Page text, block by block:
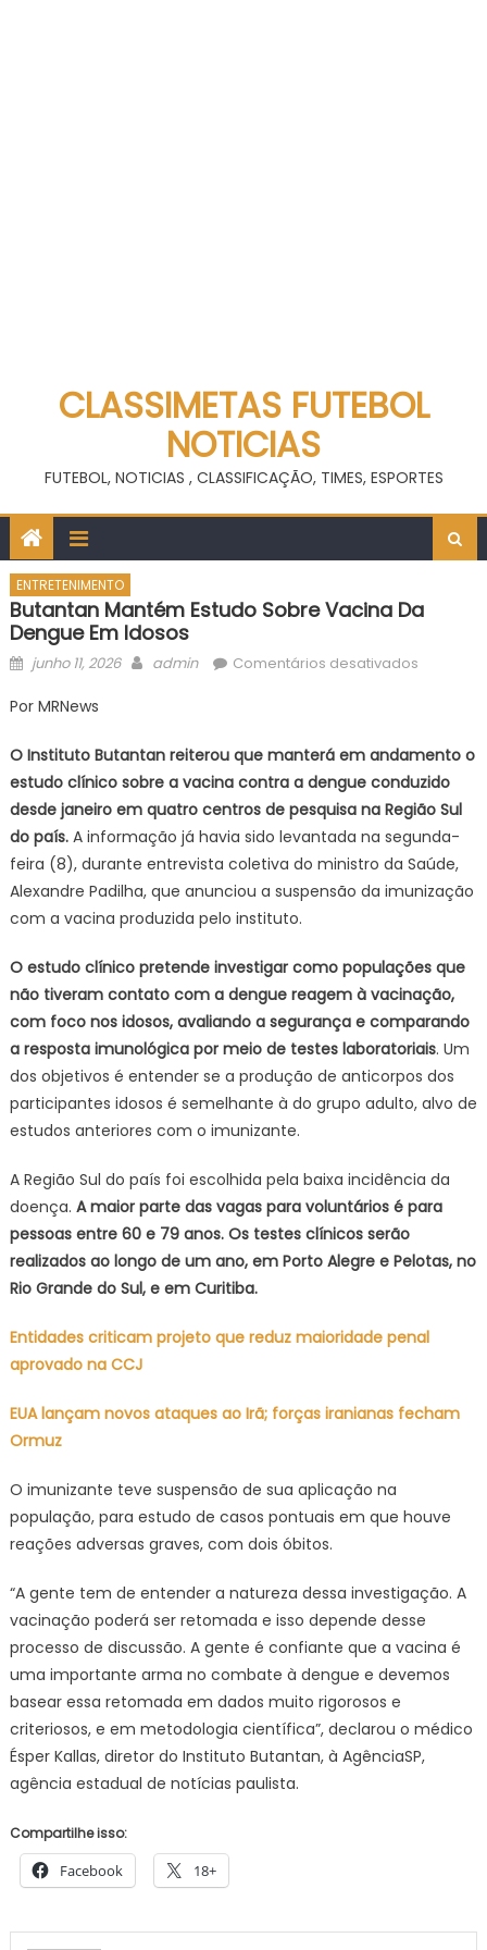
CLASSIMETAS FUTEBOL
NOTICIAS
FUTEBOL, NOTICIAS , CLASSIFICAÇÃO, TIMES, ESPORTES
ENTRETENIMENTO
Butantan Mantém Estudo Sobre Vacina Da
Dengue Em Idosos
Posted
junho 11, 2026 Author
admin Comentários desativadosem
vacina
da
dengue
em
idosos
Por MRNews
O Instituto Butantan reiterou que manterá em andamento o
estudo clínico sobre a vacina contra a dengue conduzido
desde janeiro em quatro centros de pesquisa na Região Sul
do país.A informação já havia sido levantada na segunda-
feira (8), durante entrevista coletiva do ministro da Saúde,
Alexandre Padilha, que anunciou a suspensão da imunização
com a vacina produzida pelo instituto.
O estudo clínico pretende investigar como populações que
não tiveram contato com a dengue reagem à vacinação,
com foco nos idosos, avaliando a segurança e comparando
a resposta imunológica por meio de testes laboratoriais. Um
dos objetivos é entender se a produção de anticorpos dos
participantes idosos é semelhante à do grupo adulto, alvo de
estudos anteriores com o imunizante.
A Região Sul do país foi escolhida pela baixa incidência da
doença. A maior parte das vagas para voluntários é para
pessoas entre 60 e 79 anos. Os testes clínicos serão
realizados ao longo de um ano, em Porto Alegre e Pelotas, no
Rio Grande do Sul, e em Curitiba.
Entidades criticam projeto que reduz maioridade penal
aprovado na CCJ
EUA lançam novos ataques ao Irã; forças iranianas fecham
Ormuz
O imunizante teve suspensão de sua aplicação na
população, para estudo de casos pontuais em que houve
reações adversas graves, com dois óbitos.
“A gente tem de entender a natureza dessa investigação. A
vacinação poderá ser retomada e isso depende desse
processo de discussão. A gente é confiante que a vacina é
uma importante arma no combate à dengue e devemos
basear essa retomada em dados muito rigorosos e
criteriosos, e em metodologia científica”, declarou o médico
Ésper Kallas, diretor do Instituto Butantan, à AgênciaSP,
agência estadual de notícias paulista.
Compartilhe isso:
Facebook 18+